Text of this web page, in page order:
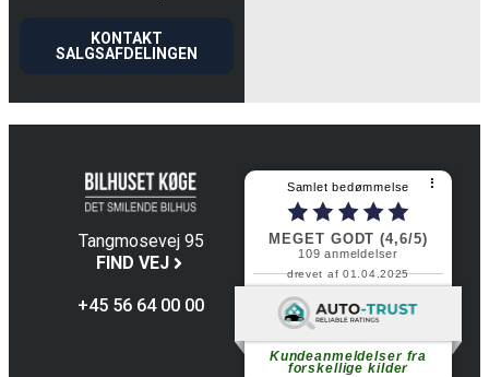
KONTAKT
SALGSAFDELINGEN
Tangmosevej 95
4600 Køge
FIND VEJ
+45 56 64 00 00
Samlet bedømmelse ⠇
MEGET GODT (4,6/5)
109anmeldelser
drevet af 01.04.2025
Kundeanmeldelser fra
forskellige kilder
Fortsæt med at læse